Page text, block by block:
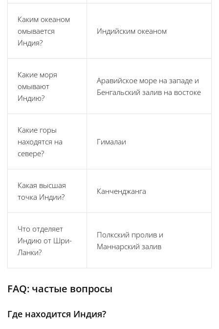
Каким океаном
омывается
Индия?
Индийским океаном
Какие моря
омывают
Индию?
Аравийское море на западе и
Бенгальский залив на востоке
Какие горы
находятся на
севере?
Гималаи
Какая высшая
точка Индии?
Канченджанга
Что отделяет
Индию от Шри-
Ланки?
Полкский пролив и
Маннарский залив
FAQ: частые вопросы
Где находится Индия?